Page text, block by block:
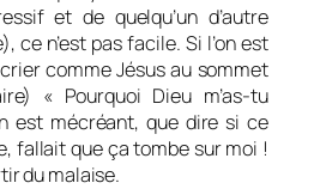
et de quelqu’un d’autre
ce n’est pas facile. Si l’on est
comme Jésus au sommet
« Pourquoi Dieu m’as-tu
est mécréant, que dire si ce
fallait que ça tombe sur moi !
du malaise.